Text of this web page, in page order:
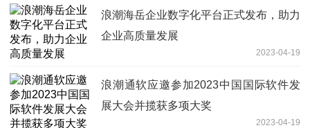
浪潮海岳企业数字化平台正式发布，助力
企业高质量发展
2023-04-19
浪潮通软应邀参加2023中国国际软件发
展大会并揽获多项大奖
2023-04-19